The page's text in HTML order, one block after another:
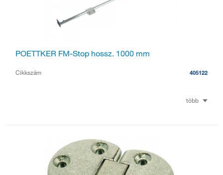
POETTKER FM-Stop hossz. 1000 mm
Cikkszám 405122
több